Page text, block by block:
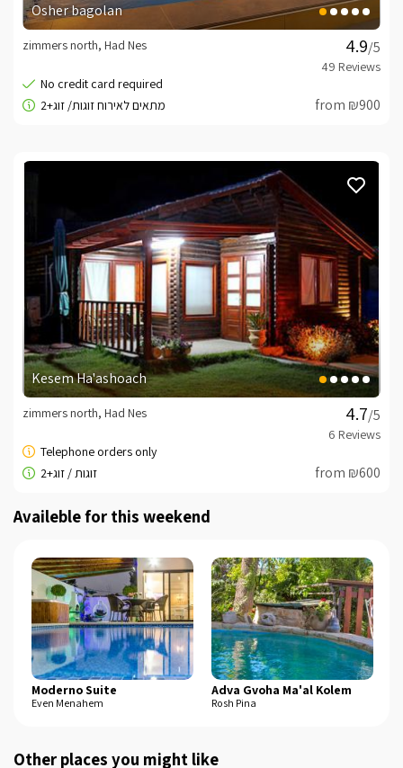
Osher bagolan
/5
zimmers north, Had Nes
from ₪900
Kesem Ha'ashoach
/5
zimmers north, Had Nes
from ₪600
Availeble for this weekend
Moderno Suite
Even Menahem
Adva Gvoha Ma'al Kolem
Rosh Pina
Other places you might like